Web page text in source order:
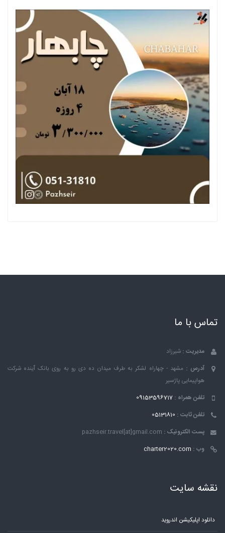
تماس با ما
مدیریت : شیرزاد
آدرس : مشهد - چهاراه لشکر به طرف میدان ده دی رو به روی بانک ٱینده شرکت
هواپیمایی پاژسیر
تلفن همراه : 09153596717
تلفن ثابت : 05131810
پست الکترونیک : pazhseir.travel[at]gmail.com
وب : charter2020.com
نقشه سایت
دانلود اپلیکیشن اندروید